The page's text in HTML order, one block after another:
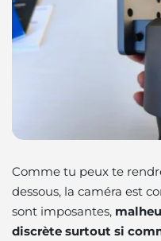
Comme tu peux te
dessous, la caméra est
sont imposantes,
discrète surtout si